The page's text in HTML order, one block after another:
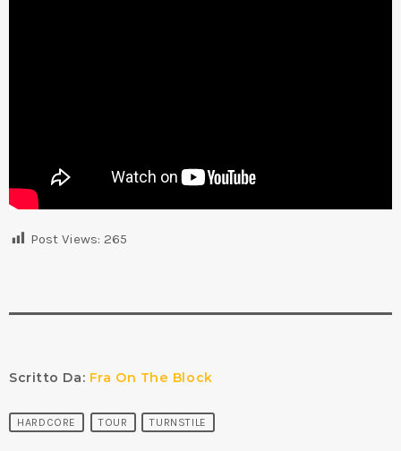
Post Views: 265
Scritto Da: Fra On The Block
HARDCORE TOUR TURNSTILE